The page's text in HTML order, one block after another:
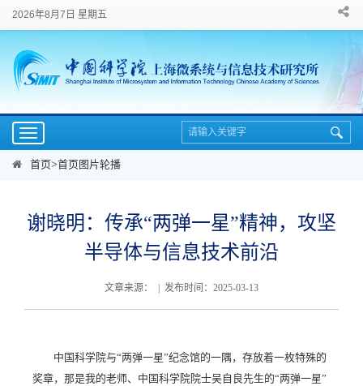
2026年8月7日 星期五
Toggle
navigation
首页>首页图片轮播
谢晓明：传承“两弹一星”精神，攻坚
半导体与信息技术前沿
文章来源： | 发布时间：2025-03-13
中国科学院与“两弹一星”纪念馆的一隅，存放着一枚特殊的
奖章，那是我的老师、中国科学院院士吴自良先生的“两弹一星”